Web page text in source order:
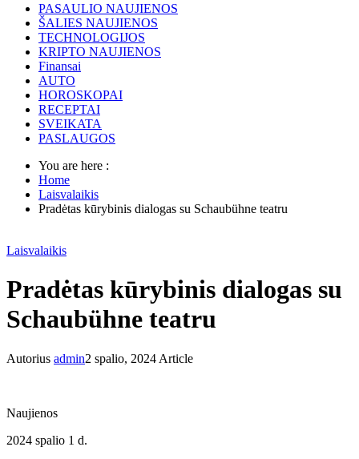
PASAULIO NAUJIENOS
ŠALIES NAUJIENOS
TECHNOLOGIJOS
KRIPTO NAUJIENOS
Finansai
AUTO
HOROSKOPAI
RECEPTAI
SVEIKATA
PASLAUGOS
You are here :
Home
Laisvalaikis
Pradėtas kūrybinis dialogas su Schaubühne teatru
Laisvalaikis
Pradėtas kūrybinis dialogas su
Schaubühne teatru
Autorius admin2 spalio, 2024 Article
Naujienos
2024 spalio 1 d.